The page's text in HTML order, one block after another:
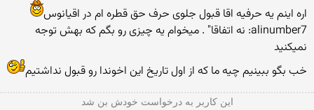
اره اینم یه حرفیه اقا قبول جلوی حرف حق قطره ام در اقیانوس
alinumber7: نه اتفاقا" . میخوام یه چیزی رو بگم كه بهش توجه
نمیكنید
خب بگو ببینیم چیه ما که از اول تاریخ این اخوندا رو قبول نداشتیم
این كاربر به درخواست خودش بن شد